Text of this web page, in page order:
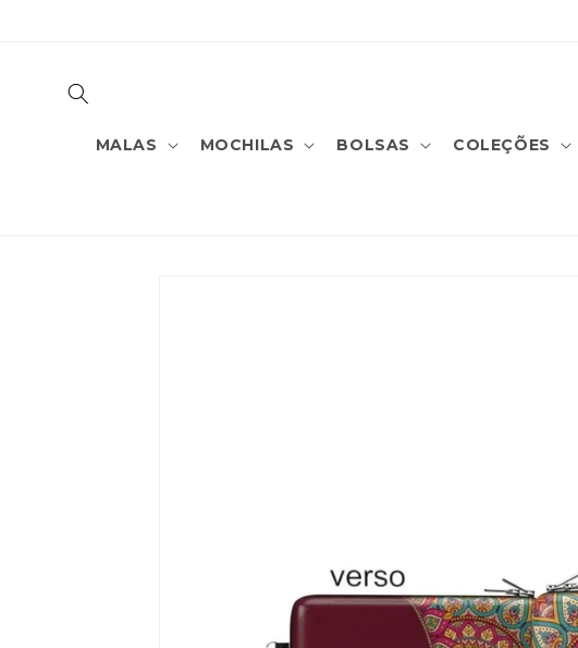
MALAS MOCHILAS BOLSAS COLEÇÕES